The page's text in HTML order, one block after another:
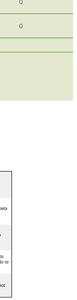
0